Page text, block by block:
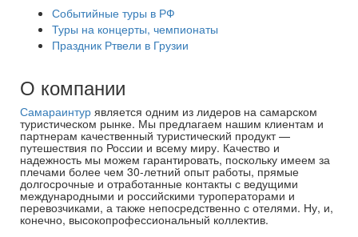
Событийные туры в РФ
Туры на концерты, чемпионаты
Праздник Ртвели в Грузии
О компании
Самараинтур является одним из лидеров на самарском
туристическом рынке. Мы предлагаем нашим клиентам и
партнерам качественный туристический продукт —
путешествия по России и всему миру. Качество и
надежность мы можем гарантировать, поскольку имеем за
плечами более чем 30-летний опыт работы, прямые
долгосрочные и отработанные контакты с ведущими
международными и российскими туроператорами и
перевозчиками, а также непосредственно с отелями. Ну, и,
конечно, высокопрофессиональный коллектив.